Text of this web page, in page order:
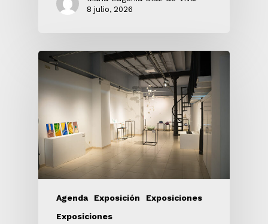
8 julio, 2026
Agenda Exposición
Exposiciones
Exposiciones